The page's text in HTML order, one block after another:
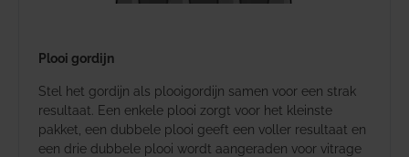
Plooi gordijn
Stel het gordijn als plooigordijn samen voor een strak
resultaat. Een enkele plooi zorgt voor het kleinste
pakket, een dubbele plooi geeft een voller resultaat en
een drie dubbele plooi wordt aangeraden voor vitrage